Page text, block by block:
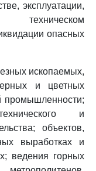
эксплуатации,
техническом
опасных
ископаемых,
и цветных
промышленности;
и
объектов,
выработках и
ведения горных